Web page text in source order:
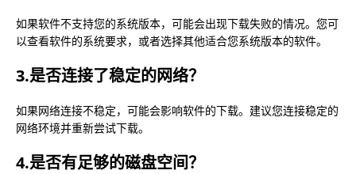
如果软件不支持您的系统版本，可能会出现下载失败的情况。您可
以查看软件的系统要求，或者选择其他适合您系统版本的软件。
3.是否连接了稳定的网络？
如果网络连接不稳定，可能会影响软件的下载。建议您连接稳定的
网络环境并重新尝试下载。
4.是否有足够的磁盘空间？